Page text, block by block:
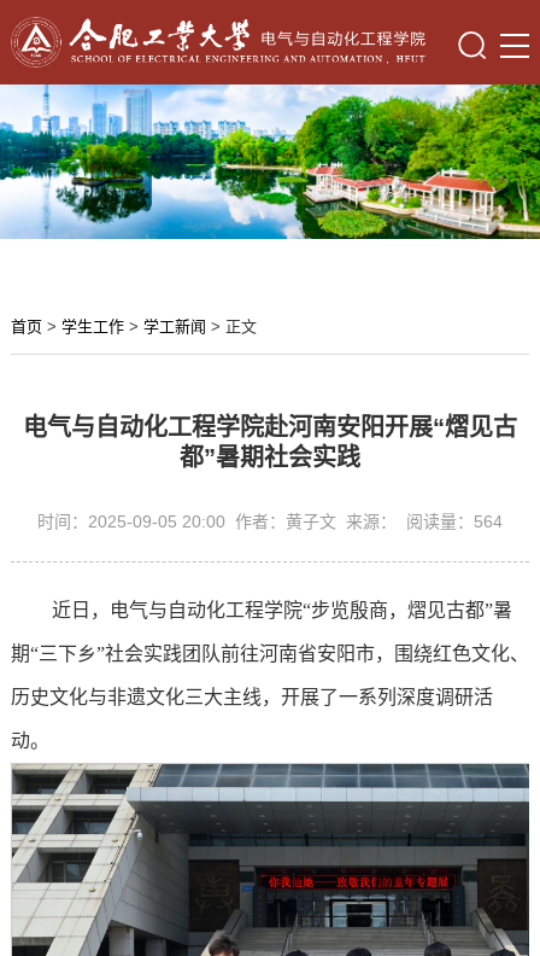
首页> 学生工作> 学工新闻 > 正文
电气与自动化工程学院赴河南安阳开展“熠见古
都”暑期社会实践
时间：2025-09-05 20:00 作者：黄子文 来源： 阅读量： 564
近日，电气与自动化工程学院“步览殷商，熠见古都”暑
期“三下乡”社会实践团队前往河南省安阳市，围绕红色文化、
历史文化与非遗文化三大主线，开展了一系列深度调研活
动。